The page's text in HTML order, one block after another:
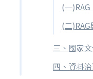
(一
(二
三、國家
四、資料